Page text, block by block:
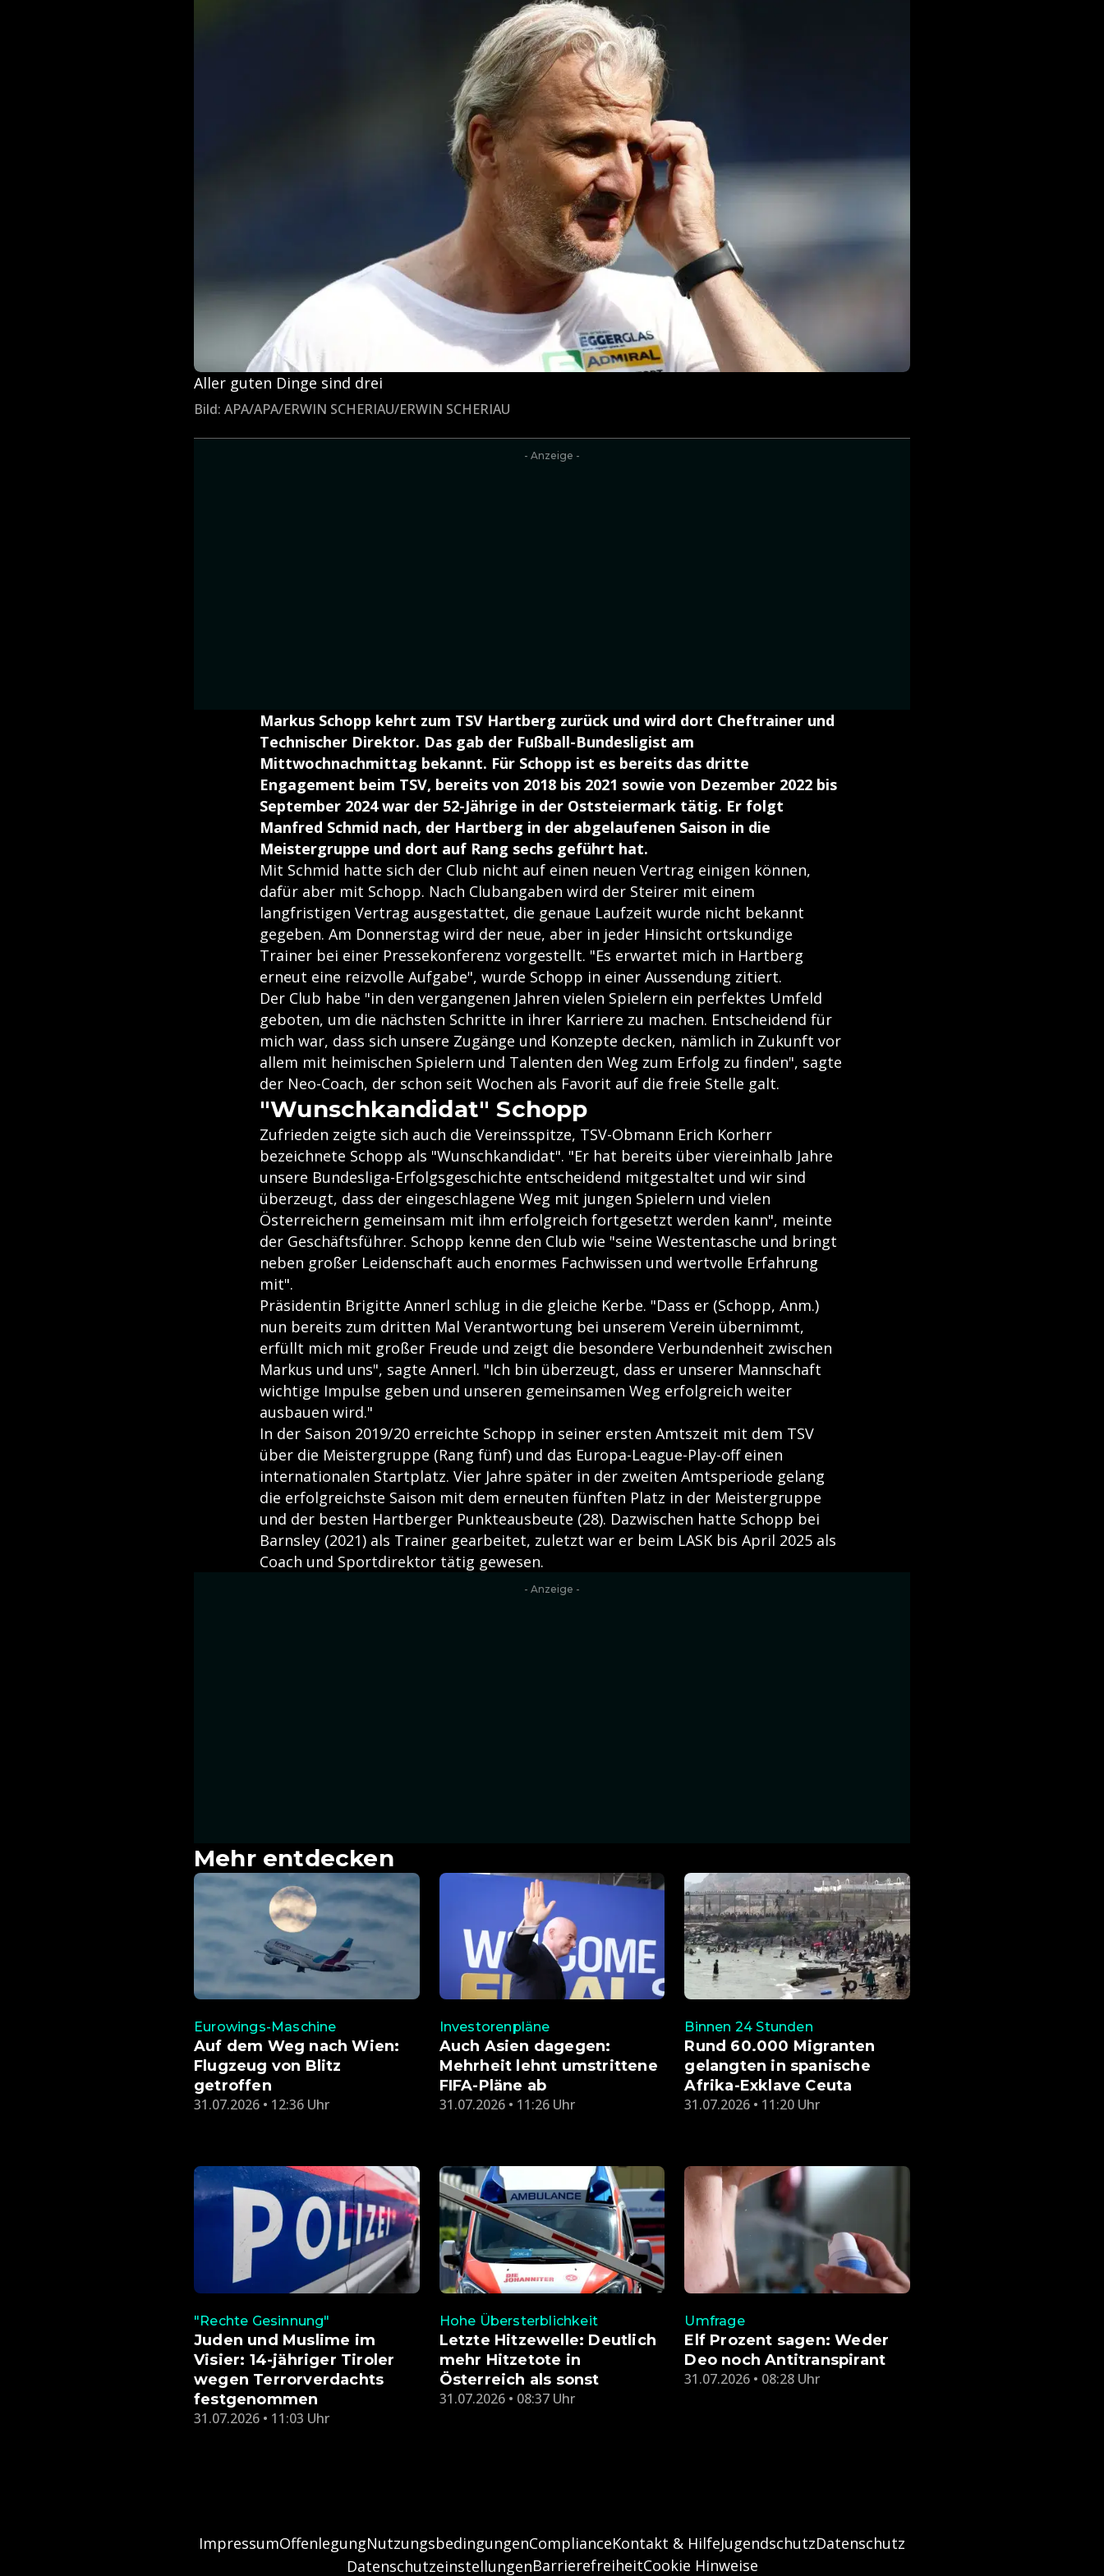
Aller guten Dinge sind drei
Bild: APA/APA/ERWIN SCHERIAU/ERWIN SCHERIAU
- Anzeige -
Markus Schopp kehrt zum TSV Hartberg zurück und wird dort Cheftrainer und
Technischer Direktor. Das gab der Fußball-Bundesligist am
Mittwochnachmittag bekannt. Für Schopp ist es bereits das dritte
Engagement beim TSV, bereits von 2018 bis 2021 sowie von Dezember 2022 bis
September 2024 war der 52-Jährige in der Oststeiermark tätig. Er folgt
Manfred Schmid nach, der Hartberg in der abgelaufenen Saison in die
Meistergruppe und dort auf Rang sechs geführt hat.
Mit Schmid hatte sich der Club nicht auf einen neuen Vertrag einigen können,
dafür aber mit Schopp. Nach Clubangaben wird der Steirer mit einem
langfristigen Vertrag ausgestattet, die genaue Laufzeit wurde nicht bekannt
gegeben. Am Donnerstag wird der neue, aber in jeder Hinsicht ortskundige
Trainer bei einer Pressekonferenz vorgestellt. "Es erwartet mich in Hartberg
erneut eine reizvolle Aufgabe", wurde Schopp in einer Aussendung zitiert.
Der Club habe "in den vergangenen Jahren vielen Spielern ein perfektes Umfeld
geboten, um die nächsten Schritte in ihrer Karriere zu machen. Entscheidend für
mich war, dass sich unsere Zugänge und Konzepte decken, nämlich in Zukunft vor
allem mit heimischen Spielern und Talenten den Weg zum Erfolg zu finden", sagte
der Neo-Coach, der schon seit Wochen als Favorit auf die freie Stelle galt.
"Wunschkandidat" Schopp
Zufrieden zeigte sich auch die Vereinsspitze, TSV-Obmann Erich Korherr
bezeichnete Schopp als "Wunschkandidat". "Er hat bereits über viereinhalb Jahre
unsere Bundesliga-Erfolgsgeschichte entscheidend mitgestaltet und wir sind
überzeugt, dass der eingeschlagene Weg mit jungen Spielern und vielen
Österreichern gemeinsam mit ihm erfolgreich fortgesetzt werden kann", meinte
der Geschäftsführer. Schopp kenne den Club wie "seine Westentasche und bringt
neben großer Leidenschaft auch enormes Fachwissen und wertvolle Erfahrung
mit".
Präsidentin Brigitte Annerl schlug in die gleiche Kerbe. "Dass er (Schopp, Anm.)
nun bereits zum dritten Mal Verantwortung bei unserem Verein übernimmt,
erfüllt mich mit großer Freude und zeigt die besondere Verbundenheit zwischen
Markus und uns", sagte Annerl. "Ich bin überzeugt, dass er unserer Mannschaft
wichtige Impulse geben und unseren gemeinsamen Weg erfolgreich weiter
ausbauen wird."
In der Saison 2019/20 erreichte Schopp in seiner ersten Amtszeit mit dem TSV
über die Meistergruppe (Rang fünf) und das Europa-League-Play-off einen
internationalen Startplatz. Vier Jahre später in der zweiten Amtsperiode gelang
die erfolgreichste Saison mit dem erneuten fünften Platz in der Meistergruppe
und der besten Hartberger Punkteausbeute (28). Dazwischen hatte Schopp bei
Barnsley (2021) als Trainer gearbeitet, zuletzt war er beim LASK bis April 2025 als
Coach und Sportdirektor tätig gewesen.
- Anzeige -
Mehr entdecken
Eurowings-Maschine
Auf dem Weg nach Wien:
Flugzeug von Blitz
getroffen
31.07.2026 • 12:36 Uhr
Investorenpläne
Auch Asien dagegen:
Mehrheit lehnt umstrittene
FIFA-Pläne ab
31.07.2026 • 11:26 Uhr
Binnen 24 Stunden
Rund 60.000 Migranten
gelangten in spanische
Afrika-Exklave Ceuta
31.07.2026 • 11:20 Uhr
"Rechte Gesinnung"
Juden und Muslime im
Visier: 14-jähriger Tiroler
wegen Terrorverdachts
festgenommen
31.07.2026 • 11:03 Uhr
Hohe Übersterblichkeit
Letzte Hitzewelle: Deutlich
mehr Hitzetote in
Österreich als sonst
31.07.2026 • 08:37 Uhr
Umfrage
Elf Prozent sagen: Weder
Deo noch Antitranspirant
31.07.2026 • 08:28 Uhr
ImpressumOffenlegungNutzungsbedingungenComplianceKontakt & HilfeJugendschutzDatenschutz
DatenschutzeinstellungenBarrierefreiheitCookie Hinweise